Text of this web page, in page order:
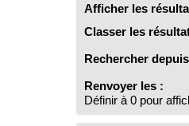
Afficher les
Classer les
Rechercher
Renvoyer les :
Définir à 0 pour